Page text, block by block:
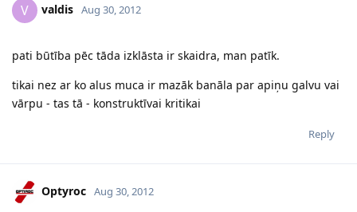
V valdis Aug 30, 2012
pati būtība pēc tāda izklāsta ir skaidra, man patīk.
tikai nez ar ko alus muca ir mazāk banāla par apiņu galvu vai
vārpu - tas tā - konstruktīvai kritikai
Reply
Optyroc Aug 30, 2012